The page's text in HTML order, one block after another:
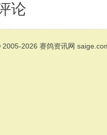
论
2005-2026 赛鸽资讯网